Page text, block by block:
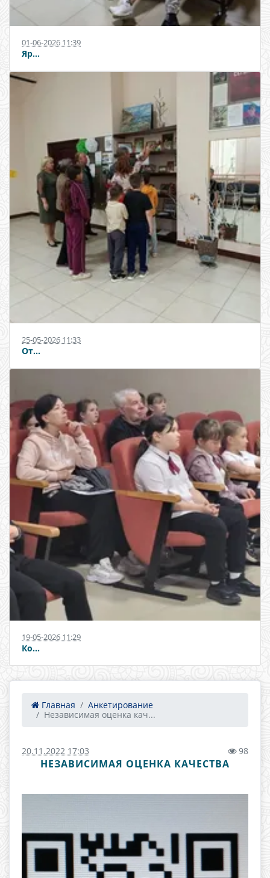
01-06-2026 11:39
Яр...
25-05-2026 11:33
От...
19-05-2026 11:29
Ко...
Главная
Анкетирование
Независимая оценка кач...
20.11.2022 17:03 98
НЕЗАВИСИМАЯ ОЦЕНКА КАЧЕСТВА